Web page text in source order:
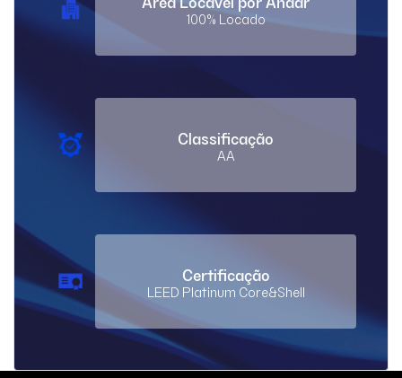
100% Locado
Classificação
AA
Certificação
LEED Platinum Core&Shell